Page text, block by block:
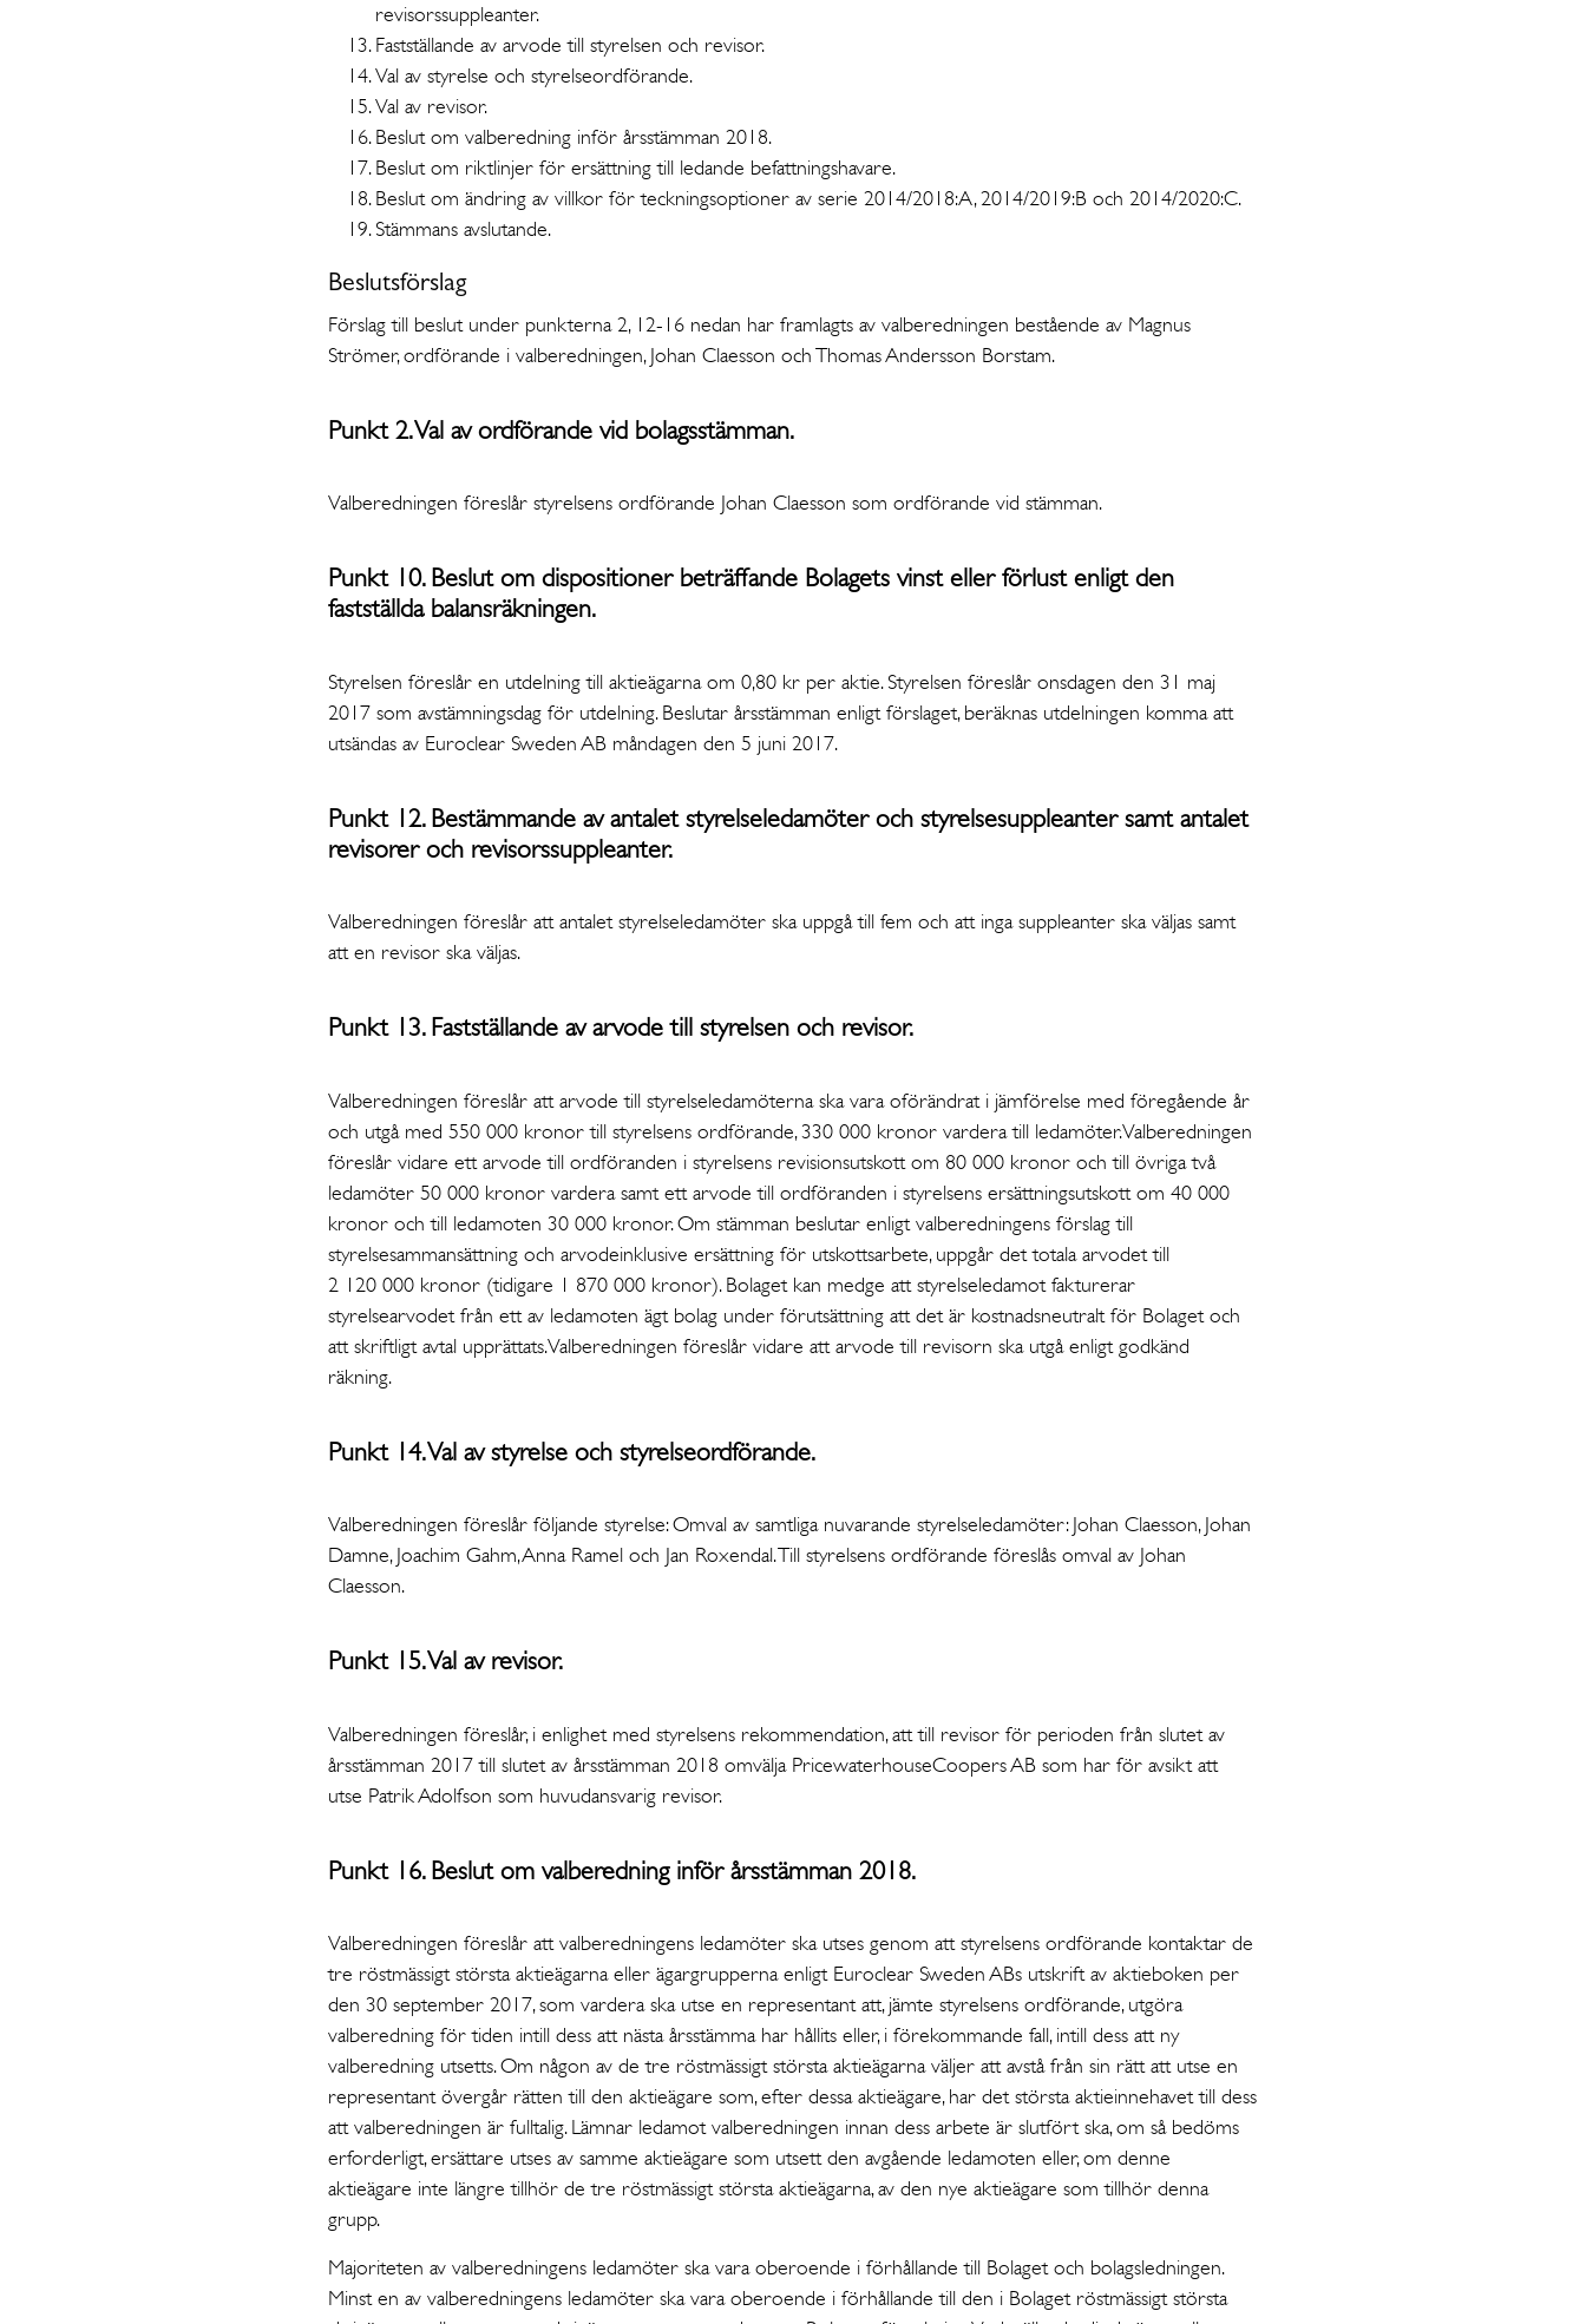
revisorssuppleanter.
Fastställande av arvode till styrelsen och revisor.
Val av styrelse och styrelseordförande.
Val av revisor.
Beslut om valberedning inför årsstämman 2018.
Beslut om riktlinjer för ersättning till ledande befattningshavare.
Beslut om ändring av villkor för teckningsoptioner av serie 2014/2018:A, 2014/2019:B och 2014/2020:C.
Stämmans avslutande.
Beslutsförslag
Förslag till beslut under punkterna 2, 12-16 nedan har framlagts av valberedningen bestående av Magnus
Strömer, ordförande i valberedningen, Johan Claesson och Thomas Andersson Borstam.
Punkt 2. Val av ordförande vid bolagsstämman.
Valberedningen föreslår styrelsens ordförande Johan Claesson som ordförande vid stämman.
Punkt 10. Beslut om dispositioner beträffande Bolagets vinst eller förlust enligt den
fastställda balansräkningen.
Styrelsen föreslår en utdelning till aktieägarna om 0,80 kr per aktie. Styrelsen föreslår onsdagen den 31 maj
2017 som avstämningsdag för utdelning. Beslutar årsstämman enligt förslaget, beräknas utdelningen komma att
utsändas av Euroclear Sweden AB måndagen den 5 juni 2017.
Punkt 12. Bestämmande av antalet styrelseledamöter och styrelsesuppleanter samt antalet
revisorer och revisorssuppleanter.
Valberedningen föreslår att antalet styrelseledamöter ska uppgå till fem och att inga suppleanter ska väljas samt
att en revisor ska väljas.
Punkt 13. Fastställande av arvode till styrelsen och revisor.
Valberedningen föreslår att arvode till styrelseledamöterna ska vara oförändrat i jämförelse med föregående år
och utgå med 550 000 kronor till styrelsens ordförande, 330 000 kronor vardera till ledamöter. Valberedningen
föreslår vidare ett arvode till ordföranden i styrelsens revisionsutskott om 80 000 kronor och till övriga två
ledamöter 50 000 kronor vardera samt ett arvode till ordföranden i styrelsens ersättningsutskott om 40 000
kronor och till ledamoten 30 000 kronor. Om stämman beslutar enligt valberedningens förslag till
styrelsesammansättning och arvodeinklusive ersättning för utskottsarbete, uppgår det totala arvodet till
2 120 000 kronor (tidigare 1 870 000 kronor). Bolaget kan medge att styrelseledamot fakturerar
styrelsearvodet från ett av ledamoten ägt bolag under förutsättning att det är kostnadsneutralt för Bolaget och
att skriftligt avtal upprättats. Valberedningen föreslår vidare att arvode till revisorn ska utgå enligt godkänd
räkning.
Punkt 14. Val av styrelse och styrelseordförande.
Valberedningen föreslår följande styrelse: Omval av samtliga nuvarande styrelseledamöter: Johan Claesson, Johan
Damne, Joachim Gahm, Anna Ramel och Jan Roxendal. Till styrelsens ordförande föreslås omval av Johan
Claesson.
Punkt 15. Val av revisor.
Valberedningen föreslår, i enlighet med styrelsens rekommendation, att till revisor för perioden från slutet av
årsstämman 2017 till slutet av årsstämman 2018 omvälja PricewaterhouseCoopers AB som har för avsikt att
utse Patrik Adolfson som huvudansvarig revisor.
Punkt 16. Beslut om valberedning inför årsstämman 2018.
Valberedningen föreslår att valberedningens ledamöter ska utses genom att styrelsens ordförande kontaktar de
tre röstmässigt största aktieägarna eller ägargrupperna enligt Euroclear Sweden ABs utskrift av aktieboken per
den 30 september 2017, som vardera ska utse en representant att, jämte styrelsens ordförande, utgöra
valberedning för tiden intill dess att nästa årsstämma har hållits eller, i förekommande fall, intill dess att ny
valberedning utsetts. Om någon av de tre röstmässigt största aktieägarna väljer att avstå från sin rätt att utse en
representant övergår rätten till den aktieägare som, efter dessa aktieägare, har det största aktieinnehavet till dess
att valberedningen är fulltalig. Lämnar ledamot valberedningen innan dess arbete är slutfört ska, om så bedöms
erforderligt, ersättare utses av samme aktieägare som utsett den avgående ledamoten eller, om denne
aktieägare inte längre tillhör de tre röstmässigt största aktieägarna, av den nye aktieägare som tillhör denna
grupp.
Majoriteten av valberedningens ledamöter ska vara oberoende i förhållande till Bolaget och bolagsledningen.
Minst en av valberedningens ledamöter ska vara oberoende i förhållande till den i Bolaget röstmässigt största